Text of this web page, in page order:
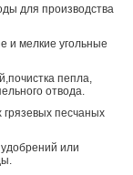
для производства
и мелкие угольные
пепла,
отвода.
грязевых песчаных
или